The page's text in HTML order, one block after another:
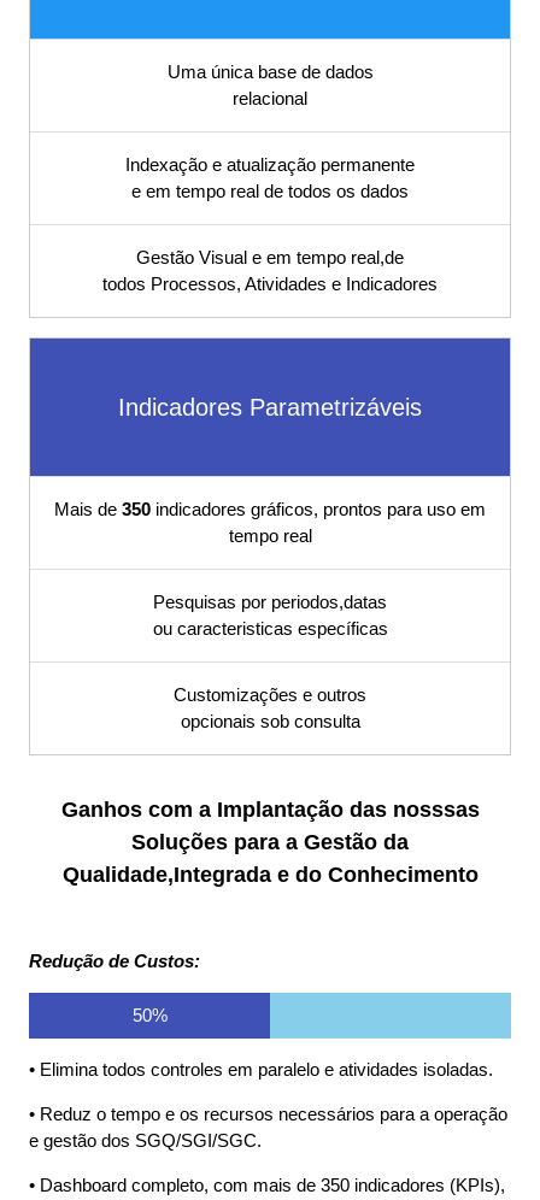
Uma única base de dados
relacional
Indexação e atualização permanente
e em tempo real de todos os dados
Gestão Visual e em tempo real,de
todos Processos, Atividades e Indicadores
Indicadores Parametrizáveis
Mais de 350 indicadores gráficos, prontos para uso em
tempo real
Pesquisas por periodos,datas
ou caracteristicas específicas
Customizações e outros
opcionais sob consulta
Ganhos com a Implantação das nosssas
Soluções para a Gestão da
Qualidade,Integrada e do Conhecimento
Redução de Custos:
50%
• Elimina todos controles em paralelo e atividades isoladas.
• Reduz o tempo e os recursos necessários para a operação
e gestão dos SGQ/SGI/SGC.
• Dashboard completo, com mais de 350 indicadores (KPIs),
ISO14001,
ISO17025,
ISO22301,
Procedimento,
POP, Fluxograma,
PDCA, Planilha,
Sistema S9000,
ISO22301,
ISO27002,
ISO30304,
ISO31000,
ISO45001,
Sistema S9000
S9000, Software
para a Gestão
Conhecimento,
SGC, KM,GC,